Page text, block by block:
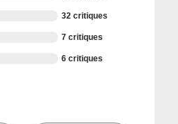
32 critiques
7 critiques
6 critiques